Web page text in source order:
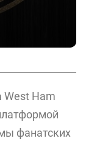
Ham
фанатских